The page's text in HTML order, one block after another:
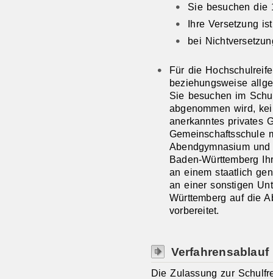
Sie besuchen die
Ihre Versetzung
bei
Für die
beziehungsweise
Sie besuchen im
abgenommen wird,
anerkanntes privates
Gemeinschaftsschule
Abendgymnasium
Baden-Württemberg
an einem staatlich
an einer sonstigen
Württemberg auf die
vorbereitet.
Verfahrensablauf
Die Zulassung zur